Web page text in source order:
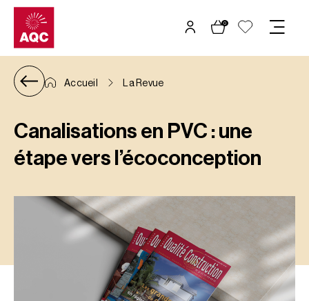
Panneau de gestion des cookies
0
Accueil La Revue
Canalisations en PVC : une
étape vers l’écoconception